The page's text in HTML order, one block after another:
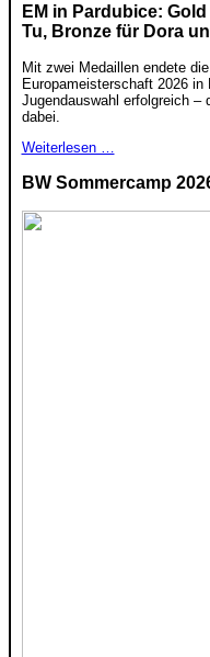
EM in Pardubice:
Tu, Bronze für Dora
Mit zwei Medaillen endete
Europameisterschaft 2026
Jugendauswahl erfolgreich –
dabei.
Weiterlesen …
BW Sommercamp